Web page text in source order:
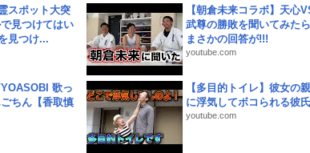
スポット大突
見つけてはい
見つけ...
【朝倉未来コラボ】天心
武尊の勝敗を聞いてみたら
まさかの回答が!!!
youtube.com
歌っ
ちん【香取慎
【多目的トイレ】彼女の
に浮気してボコられる彼氏
youtube.com